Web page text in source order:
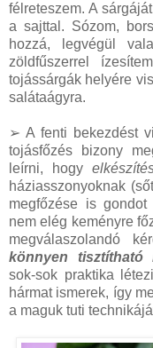
félreteszem. A
a sajttal. Sózom,
hozzá, legvégül
zöldfűszerrel
tojássárgák helyére
salátaágyra.
➢ A fenti bekezdést
tojásfőzés bizony
leírni, hogy
háziasszonyoknak
megfőzése is
nem elég keményre
megválaszolandó
könnyen tisztítható
sok-sok praktika
hármat ismerek, így
a maguk tuti